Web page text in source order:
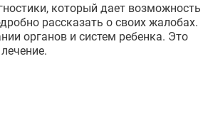
который дает возможность
рассказать о своих жалобах.
органов и систем ребенка. Это